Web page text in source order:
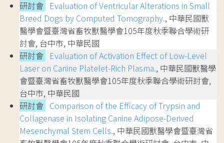
研討會 Evaluation of Ventricular Alterations in Small
Breed Dogs by Computed Tomography., 中華民國獸
醫學會暨臺灣省畜牧獸醫學會105年度秋季聯合學術研
討會, 台中市, 中華民國
研討會 Evaluation of Activation Effect of Low-Level
Laser on Canine Platelet-Rich Plasma., 中華民國獸醫學
會暨臺灣省畜牧獸醫學會105年度秋季聯合學術研討會,
台中市, 中華民國
研討會 Comparison of the Efficacy of Trypsin and
Collagenase in Isolating Canine Adipose-Derived
Mesenchymal Stem Cells., 中華民國獸醫學會暨臺灣省